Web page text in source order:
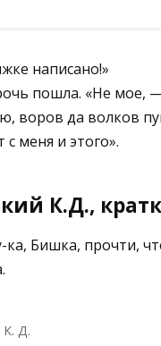
написано!»
пошла. «Не мое,
воров да волков
меня и этого».
К.Д.,
Бишка, прочти,
К. Д.